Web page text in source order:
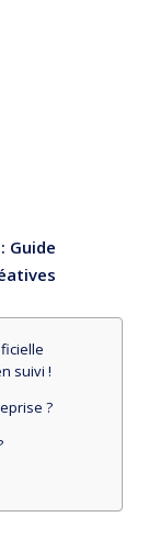
Guide
suivi !
?